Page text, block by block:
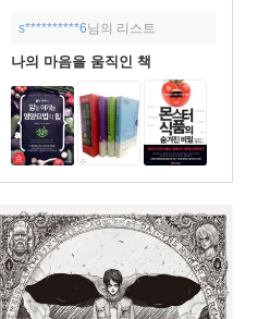
s**********6님의 리스트
나의 마음을 움직인 책